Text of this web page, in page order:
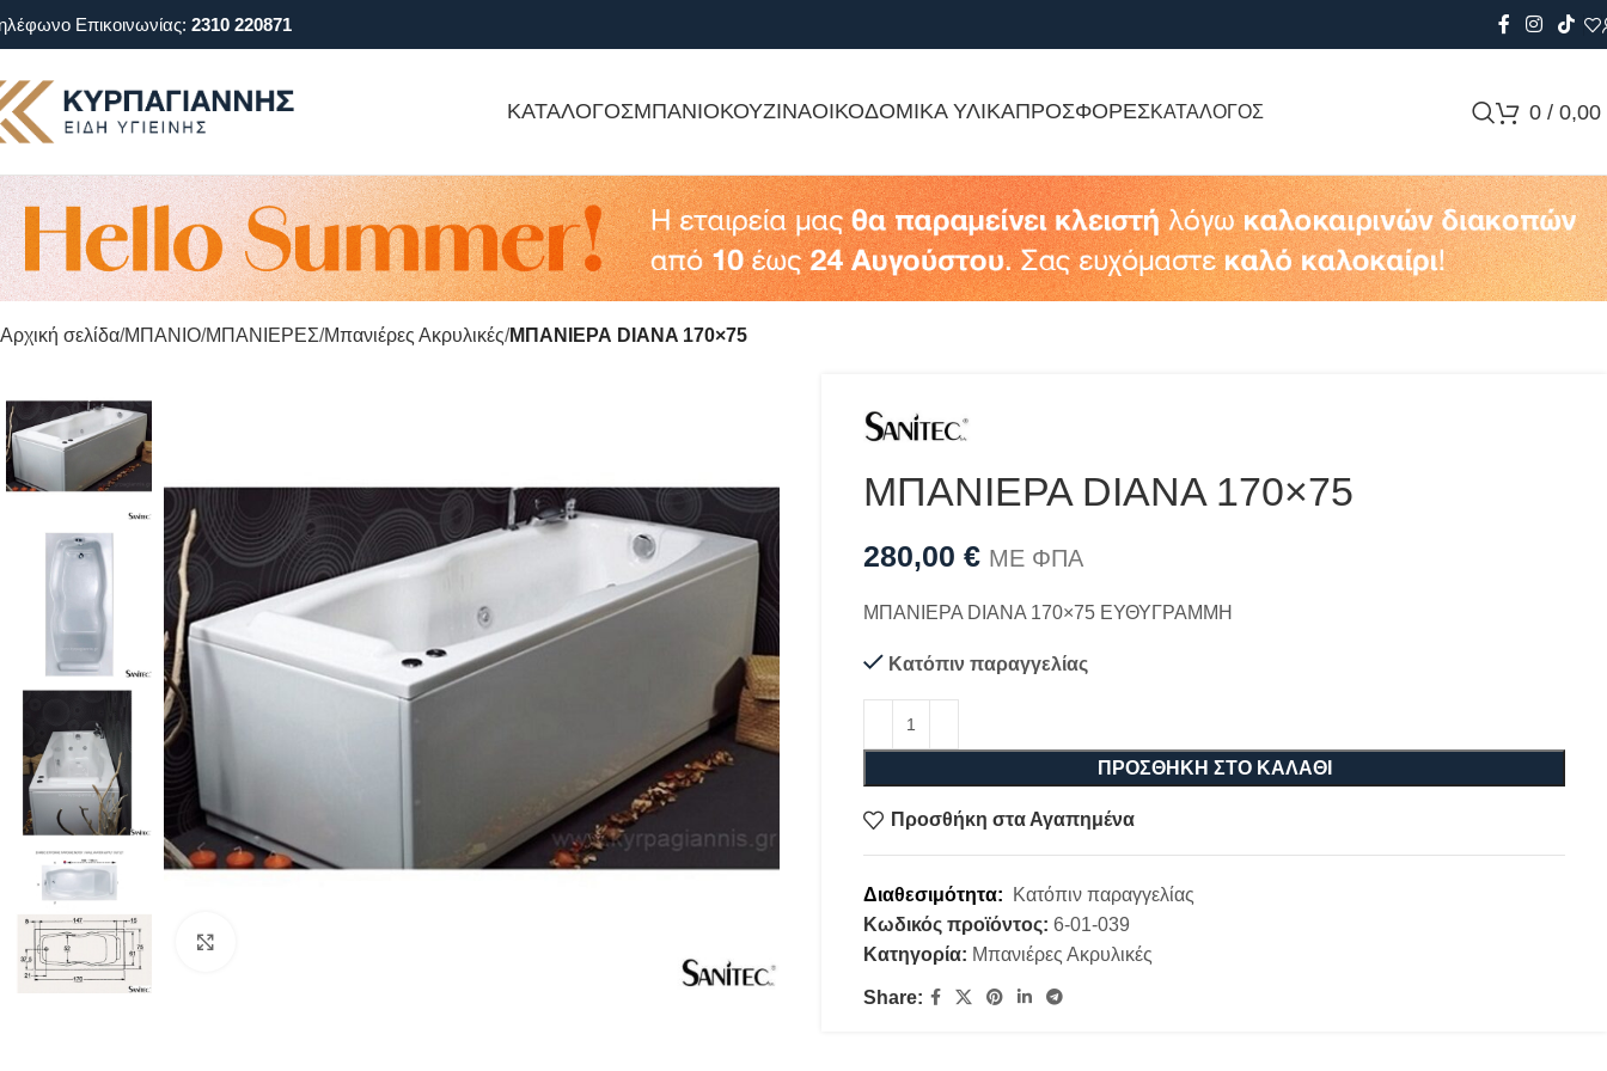
Επικοινωνίας: 2310 220871
ΚΑΤΑΛΟΓΟΣΜΠΑΝΙΟΚΟΥΖΙΝΑΟΙΚΟΔΟΜΙΚΑ ΥΛΙΚΑΠΡΟΣΦΟΡΕΣΚΑΤΑΛΟΓΟΣ 0 / 0,00
Αρχική σελίδα ΜΠΑΝΙΟ ΜΠΑΝΙΕΡΕΣ Μπανιέρες Ακρυλικές ΜΠΑΝΙΕΡΑ DIANA 170×75
ΜΠΑΝΙΕΡΑ DIANA 170×75
280,00 € ΜΕ ΦΠΑ
ΜΠΑΝΙΕΡΑ DIANA 170×75 ΕΥΘΥΓΡΑΜΜΗ
Κατόπιν παραγγελίας
ΠΡΟΣΘΉΚΗ ΣΤΟ ΚΑΛΆΘΙ
Προσθήκη στα Αγαπημένα
Διαθεσιμότητα:
Κατόπιν παραγγελίας
Κωδικός προϊόντος: 6-01-039
Κατηγορία: Μπανιέρες Ακρυλικές
Share: